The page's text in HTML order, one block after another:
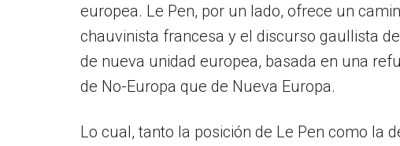
europea. Le Pen, por un lado, ofrece un
chauvinista francesa y el discurso gaullista
de nueva unidad europea, basada en una
de No-Europa que de Nueva Europa.
Lo cual, tanto la posición de Le Pen como la